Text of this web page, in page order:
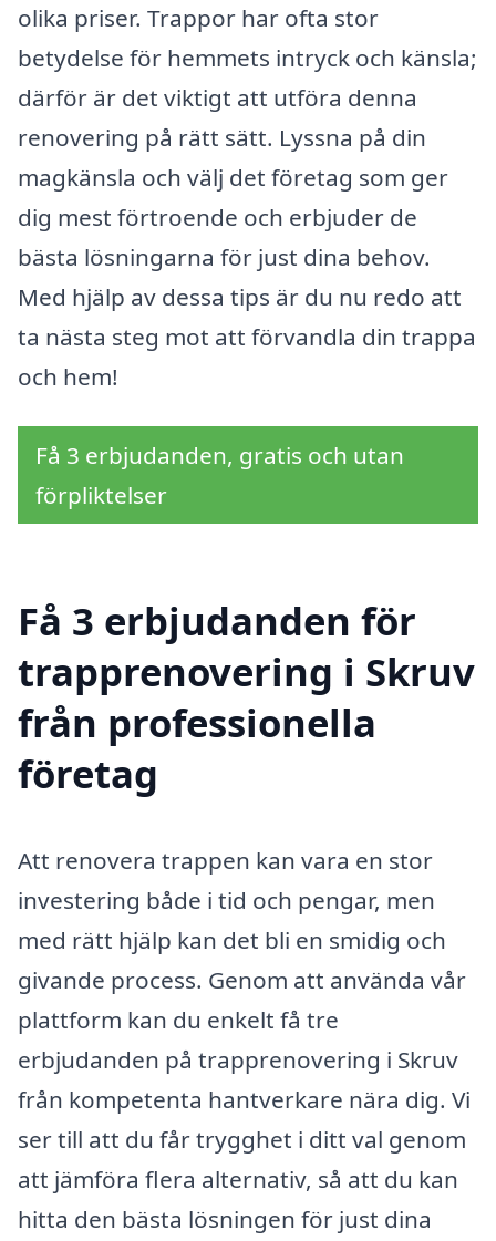
olika priser. Trappor har ofta stor
betydelse för hemmets intryck och känsla;
därför är det viktigt att utföra denna
renovering på rätt sätt. Lyssna på din
magkänsla och välj det företag som ger
dig mest förtroende och erbjuder de
bästa lösningarna för just dina behov.
Med hjälp av dessa tips är du nu redo att
ta nästa steg mot att förvandla din trappa
och hem!
Få 3 erbjudanden, gratis och utan
förpliktelser
Få 3 erbjudanden för
trapprenovering i Skruv
från professionella
företag
Att renovera trappen kan vara en stor
investering både i tid och pengar, men
med rätt hjälp kan det bli en smidig och
givande process. Genom att använda vår
plattform kan du enkelt få tre
erbjudanden på trapprenovering i Skruv
från kompetenta hantverkare nära dig. Vi
ser till att du får trygghet i ditt val genom
att jämföra flera alternativ, så att du kan
hitta den bästa lösningen för just dina